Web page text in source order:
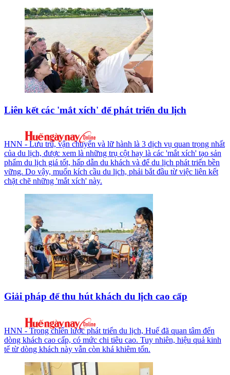
Liên kết các 'mắt xích' để phát triển du lịch
HNN - Lưu trú, vận chuyển và lữ hành là 3 dịch vụ quan trọng nhất
của du lịch, được xem là những trụ cột hay là các 'mắt xích' tạo sản
phẩm du lịch giá tốt, hấp dẫn du khách và để du lịch phát triển bền
vững. Do vậy, muốn kích cầu du lịch, phải bắt đầu từ việc liên kết
chặt chẽ những 'mắt xích' này.
Giải pháp để thu hút khách du lịch cao cấp
HNN - Trong chiến lược phát triển du lịch, Huế đã quan tâm đến
dòng khách cao cấp, có mức chi tiêu cao. Tuy nhiên, hiệu quả kinh
tế từ dòng khách này vẫn còn khá khiêm tốn.